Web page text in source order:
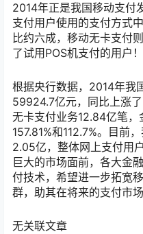
2014年正是我国移动支付
支付用户使用的支付方式
比约六成，移动无卡支付
了试用POS机支付的用户！
根据央行数据，2014年我
59924.7亿元，同比上涨
无卡支付业务12.84亿笔
157.81%和112.7%。目前
2.05亿，整体网上支付用
巨大的市场面前，各大金
付技术，希望进一步拓宽
群，助其在将来的支付市
无关联文章